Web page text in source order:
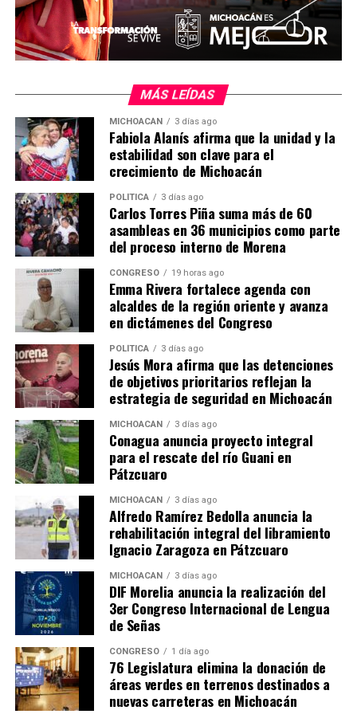
regionales.
MiZitácuaro.
Comparte con:
Me gusta esto:
Relacionado
Secum galardona a
creadores literarios en la
tercera edición de Palabras
de Colibrí 2025
12 septiembre, 2025
En "Michoacán"
Secretaría de Cultura invita a
escritores a participar en la
convocatoria Palabras de
Colibrí 2026
23 abril, 2026
En "Michoacán"
Últimos días para participar
en la convocatoria literaria
MÁS LEÍDAS
MICHOACÁN 3 días ago
Fabiola Alanís afirma que la unidad y la
estabilidad son clave para el
crecimiento de Michoacán
POLÍTICA 3 días ago
Carlos Torres Piña suma más de 60
asambleas en 36 municipios como parte
del proceso interno de Morena
CONGRESO 19 horas ago
Emma Rivera fortalece agenda con
alcaldes de la región oriente y avanza
en dictámenes del Congreso
POLÍTICA 3 días ago
Jesús Mora afirma que las detenciones
de objetivos prioritarios reflejan la
estrategia de seguridad en Michoacán
MICHOACÁN 3 días ago
Conagua anuncia proyecto integral
para el rescate del río Guani en
Pátzcuaro
MICHOACÁN 3 días ago
Alfredo Ramírez Bedolla anuncia la
rehabilitación integral del libramiento
Ignacio Zaragoza en Pátzcuaro
MICHOACÁN 3 días ago
DIF Morelia anuncia la realización del
3er Congreso Internacional de Lengua
de Señas
CONGRESO 1 día ago
76 Legislatura elimina la donación de
áreas verdes en terrenos destinados a
nuevas carreteras en Michoacán